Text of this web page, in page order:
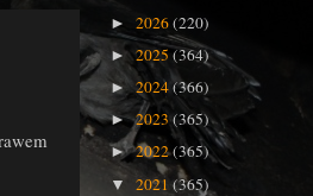
► 2026(220)
►2025(364)
► 2024(366)
►2023(365)
►2022(365)
▼ 2021(365)